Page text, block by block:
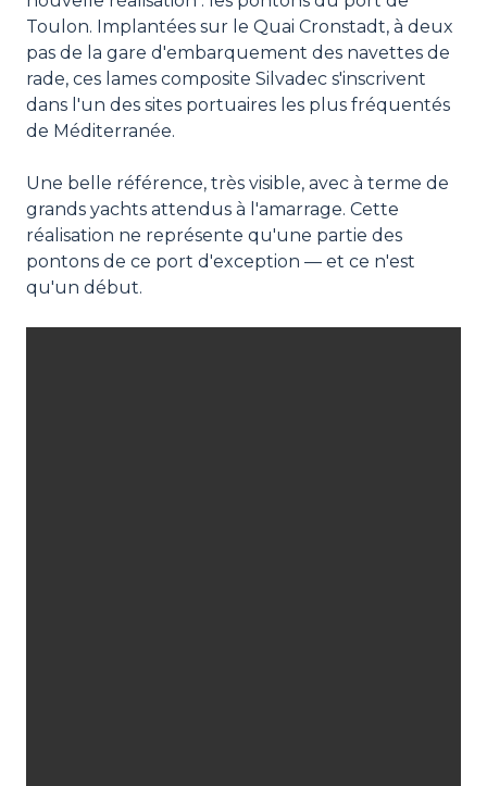
Toulon. Implantées sur le Quai Cronstadt, à deux
pas de la gare d'embarquement des navettes de
rade, ces lames composite Silvadec s'inscrivent
dans l'un des sites portuaires les plus fréquentés
de Méditerranée.
Une belle référence, très visible, avec à terme de
grands yachts attendus à l'amarrage. Cette
réalisation ne représente qu'une partie des
pontons de ce port d'exception — et ce n'est
qu'un début.